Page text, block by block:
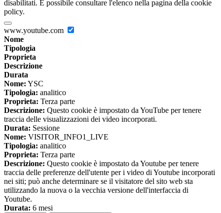
disabilitati. È possibile consultare l'elenco nella pagina della cookie
policy.
www.youtube.com
Nome
Tipologia
Proprieta
Descrizione
Durata
Nome: YSC
Tipologia: analitico
Proprieta: Terza parte
Descrizione: Questo cookie è impostato da YouTube per tenere
traccia delle visualizzazioni dei video incorporati.
Durata: Sessione
Nome: VISITOR_INFO1_LIVE
Tipologia: analitico
Proprieta: Terza parte
Descrizione: Questo cookie è impostato da Youtube per tenere
traccia delle preferenze dell'utente per i video di Youtube incorporati
nei siti; può anche determinare se il visitatore del sito web sta
utilizzando la nuova o la vecchia versione dell'interfaccia di
Youtube.
Durata: 6 mesi